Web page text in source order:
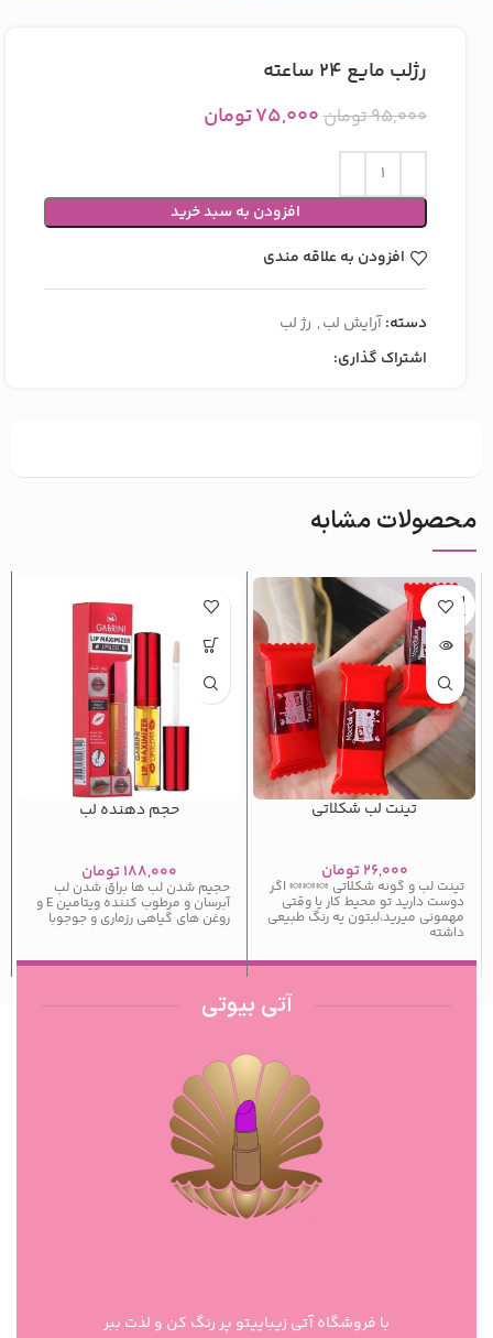
رژلب مایع ۲۴ ساعته
۹۵,۰۰۰تومان ۷۵,۰۰۰تومان
افزودن به سبد خرید
افزودن به علاقه مندی
دسته:آرایش لب, رژ لب
اشتراک گذاری:
محصولات مشابه
اتمام م
وجودی
تینت لب شکلاتی
۲۶,۰۰۰ تومان
‎تینت لب و گونه شکلاتی 🍬🍬🍬 ‎اگر
دوست دارید تو محیط کار یا وقتی
مهمونی میرید،لبتون یه رنگ طبیعی
داشته
حجم دهنده لب
۱۸۸,۰۰۰تومان
حجیم شدن لب ها براق شدن لب
آبرسان و مرطوب کننده ویتامین E و
روغن های گیاهی رزماری و جوجوبا
آتی بیوتی
با فروشگاه آتی زیباییتو پر رنگ کن و لذت ببر